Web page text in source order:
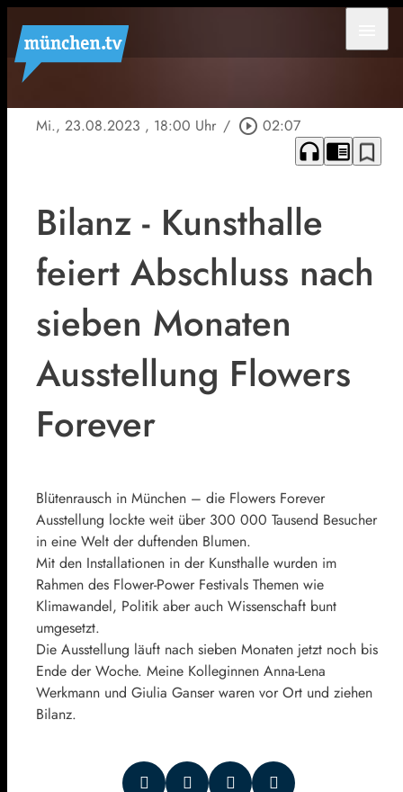
Mi., 23.08.2023 , 18:00 Uhr / play_circle_outline 02:07
headphones chrome_reader_mode bookmark_border
Bilanz - Kunsthalle
feiert Abschluss nach
sieben Monaten
Ausstellung Flowers
Forever
Blütenrausch in München – die Flowers Forever
Ausstellung lockte weit über 300 000 Tausend Besucher
in eine Welt der duftenden Blumen.
Mit den Installationen in der Kunsthalle wurden im
Rahmen des Flower-Power Festivals Themen wie
Klimawandel, Politik aber auch Wissenschaft bunt
umgesetzt.
Die Ausstellung läuft nach sieben Monaten jetzt noch bis
Ende der Woche. Meine Kolleginnen Anna-Lena
Werkmann und Giulia Ganser waren vor Ort und ziehen
Bilanz.